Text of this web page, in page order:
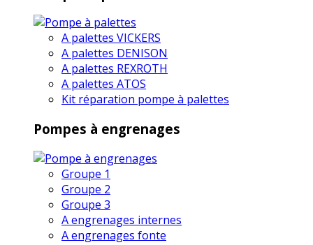
A palettes VICKERS
A palettes DENISON
A palettes REXROTH
A palettes ATOS
Kit réparation pompe à palettes
Pompes à engrenages
Groupe 1
Groupe 2
Groupe 3
A engrenages internes
A engrenages fonte